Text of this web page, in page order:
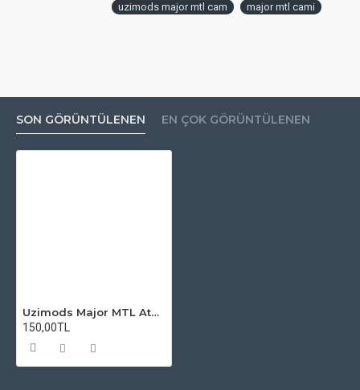
uzimods major mtl cam
major mtl cami
SON GÖRÜNTÜLENEN EN ÇOK GÖRÜNTÜLENEN
Uzimods Major MTL Atomizer Camı
150,00TL